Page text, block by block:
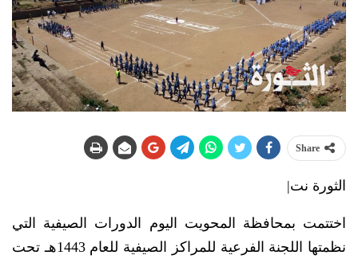
Share
الثورة نت|
اختتمت بمحافظة المحويت اليوم الدورات الصيفية التي
نظمتها اللجنة الفرعية للمراكز الصيفية للعام 1443ه‍ـ تحت